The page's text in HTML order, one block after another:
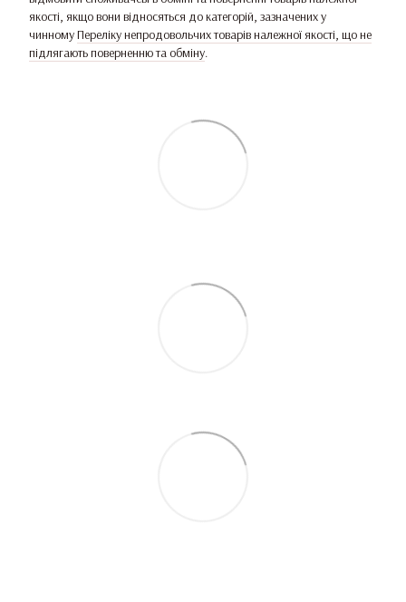
якості, якщо вони відносяться до категорій, зазначених у
чинномуПереліку непродовольчих товарів належної якості, що не
підлягають поверненню та обміну.